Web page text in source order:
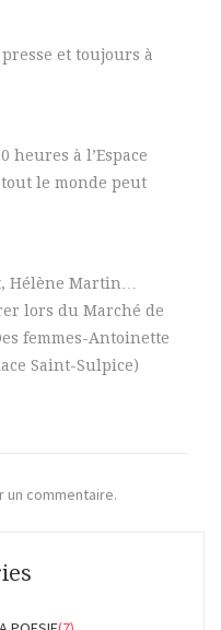
et toujours à
heures à l’Espace
le monde peut
Hélène Martin…
lors du Marché de
femmes-Antoinette
Saint-Sulpice)
un commentaire.